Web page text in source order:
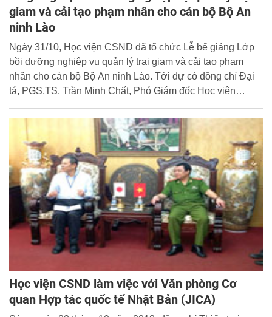
giam và cải tạo phạm nhân cho cán bộ Bộ An
ninh Lào
Ngày 31/10, Học viện CSND đã tổ chức Lễ bế giảng Lớp
bồi dưỡng nghiệp vụ quản lý trại giam và cải tạo phạm
nhân cho cán bộ Bộ An ninh Lào. Tới dự có đồng chí Đại
tá, PGS,TS. Trần Minh Chất, Phó Giám đốc Học viện
Trưởng Đại diện Bộ An ninh Lào tại Việt Nam; đại diện
lãnh đạo các đơn vị chức năng thuộc Học viện và các học
viên tham gia lớp học.
Học viện CSND làm việc với Văn phòng Cơ
quan Hợp tác quốc tế Nhật Bản (JICA)